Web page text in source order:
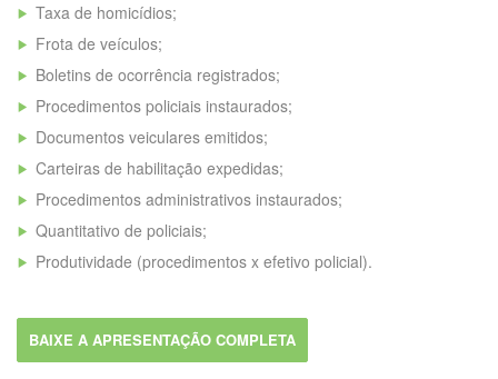
Taxa de homicídios;
Frota de veículos;
Boletins de ocorrência registrados;
Procedimentos policiais instaurados;
Documentos veiculares emitidos;
Carteiras de habilitação expedidas;
Procedimentos administrativos instaurados;
Quantitativo de policiais;
Produtividade (procedimentos x efetivo policial).
BAIXE A APRESENTAÇÃO COMPLETA